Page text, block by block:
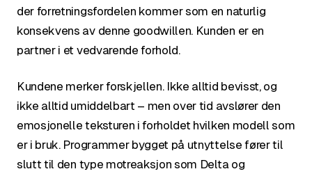
der forretningsfordelen kommer som en naturlig
konsekvens av denne goodwillen. Kunden er en
partner i et vedvarende forhold.
Kundene merker forskjellen. Ikke alltid bevisst, og
ikke alltid umiddelbart – men over tid avslører den
emosjonelle teksturen i forholdet hvilken modell som
er i bruk. Programmer bygget på utnyttelse fører til
slutt til den type motreaksjon som Delta og